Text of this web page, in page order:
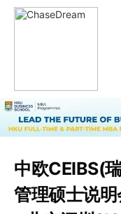
中欧CEIBS(
管理硕士说